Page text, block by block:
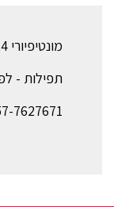
מונטיפיורי 4, רובע ט"ו, אשדוד
תפילות -
7627671